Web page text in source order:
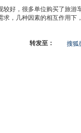
，很多单位购买了旅游
，几种因素的相互作用下
转发至： 搜狐